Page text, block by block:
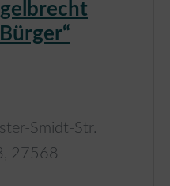
Smidt-Str.
, 27568